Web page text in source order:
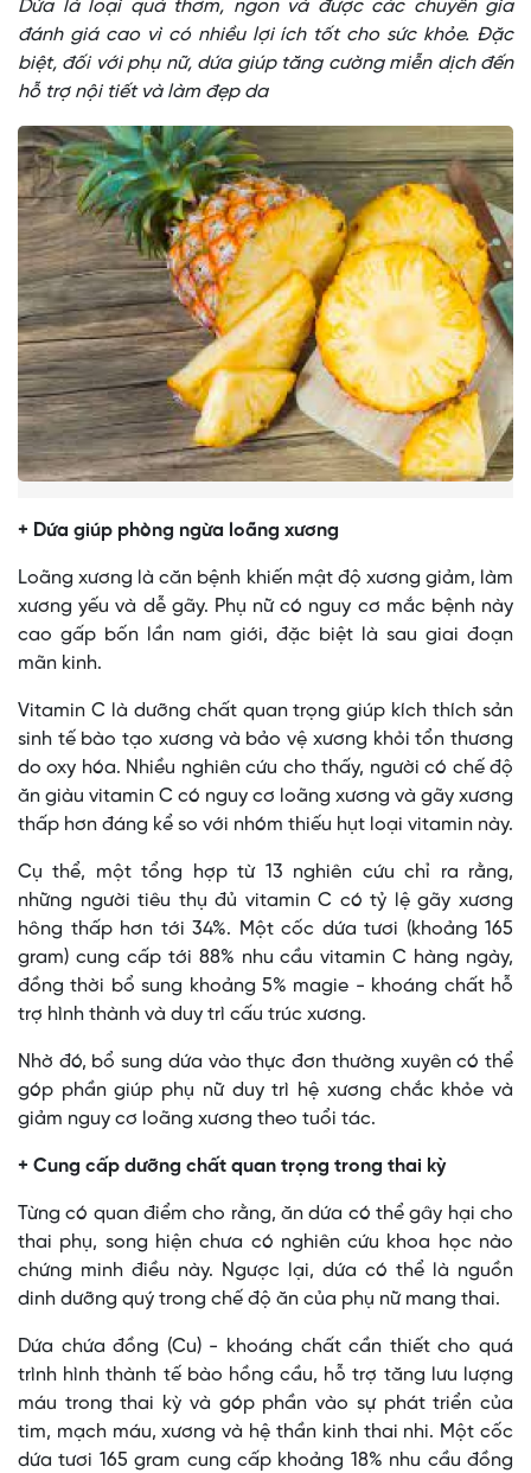
Dứa là loại quả thơm, ngon và được các chuyên gia
đánh giá cao vì có nhiều lợi ích tốt cho sức khỏe. Đặc
biệt, đối với phụ nữ, dứa giúp tăng cường miễn dịch đến
hỗ trợ nội tiết và làm đẹp da
+ Dứa giúp phòng ngừa loãng xương
Loãng xương là căn bệnh khiến mật độ xương giảm, làm
xương yếu và dễ gãy. Phụ nữ có nguy cơ mắc bệnh này
cao gấp bốn lần nam giới, đặc biệt là sau giai đoạn
mãn kinh.
Vitamin C là dưỡng chất quan trọng giúp kích thích sản
sinh tế bào tạo xương và bảo vệ xương khỏi tổn thương
do oxy hóa. Nhiều nghiên cứu cho thấy, người có chế độ
ăn giàu vitamin C có nguy cơ loãng xương và gãy xương
thấp hơn đáng kể so với nhóm thiếu hụt loại vitamin này.
Cụ thể, một tổng hợp từ 13 nghiên cứu chỉ ra rằng,
những người tiêu thụ đủ vitamin C có tỷ lệ gãy xương
hông thấp hơn tới 34%. Một cốc dứa tươi (khoảng 165
gram) cung cấp tới 88% nhu cầu vitamin C hàng ngày,
đồng thời bổ sung khoảng 5% magie - khoáng chất hỗ
trợ hình thành và duy trì cấu trúc xương.
Nhờ đó, bổ sung dứa vào thực đơn thường xuyên có thể
góp phần giúp phụ nữ duy trì hệ xương chắc khỏe và
giảm nguy cơ loãng xương theo tuổi tác.
+ Cung cấp dưỡng chất quan trọng trong thai kỳ
Từng có quan điểm cho rằng, ăn dứa có thể gây hại cho
thai phụ, song hiện chưa có nghiên cứu khoa học nào
chứng minh điều này. Ngược lại, dứa có thể là nguồn
dinh dưỡng quý trong chế độ ăn của phụ nữ mang thai.
Dứa chứa đồng (Cu) - khoáng chất cần thiết cho quá
trình hình thành tế bào hồng cầu, hỗ trợ tăng lưu lượng
máu trong thai kỳ và góp phần vào sự phát triển của
tim, mạch máu, xương và hệ thần kinh thai nhi. Một cốc
dứa tươi 165 gram cung cấp khoảng 18% nhu cầu đồng